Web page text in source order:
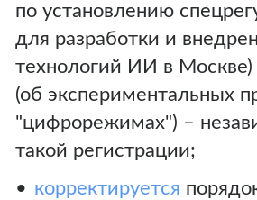
по установлению
для разработки и
технологий ИИ в
(об экспериментальных
"цифрорежимах") –
такой регистрации;
корректируется